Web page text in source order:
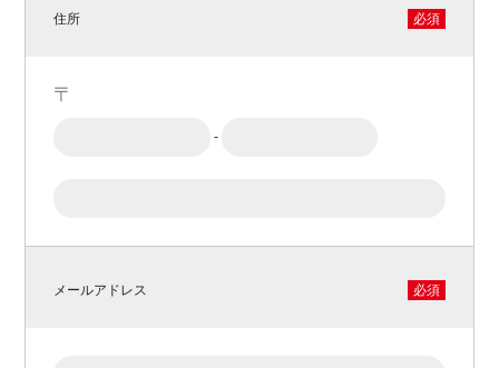
住所 必須
〒
-
メールアドレス 必須